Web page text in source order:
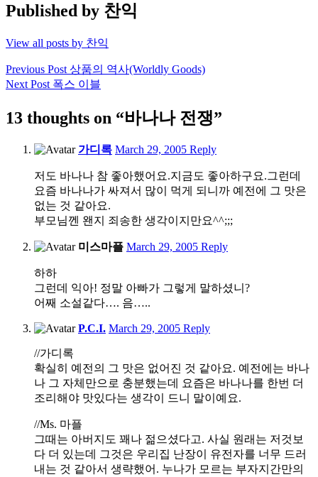
Published by 찬익
View all posts by 찬익
Post
navigation
Previous Post 상품의 역사(Worldly Goods)
Next Post 폭스 이블
13 thoughts on “바나나 전쟁”
가디록 March 29, 20051:44
Reply
저도 바나나 참 좋아했어요.지금도 좋아하구요.그런데
요즘 바나나가 싸져서 많이 먹게 되니까 예전에 그 맛은
없는 것 같아요.
부모님껜 왠지 죄송한 생각이지만요^^;;;
미스마플 March 29, 20058:52
Reply
하하
그런데 익아! 정말 아빠가 그렇게 말하셨니?
어째 소설같다…. 음…..
P.C.I. March 29, 200511:11
Reply
//가디록
확실히 예전의 그 맛은 없어진 것 같아요. 예전에는 바나
나 그 자체만으로 충분했는데 요즘은 바나나를 한번 더
조리해야 맛있다는 생각이 드니 말이예요.
//Ms. 마플
그때는 아버지도 꽤나 젊으셨다고. 사실 원래는 저것보
다 더 있는데 그것은 우리집 난장이 유전자를 너무 드러
내는 것 같아서 생략했어. 누나가 모르는 부자지간만의